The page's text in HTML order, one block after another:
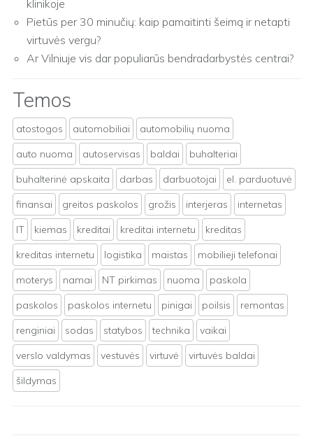
klinikoje
Pietūs per 30 minučių: kaip pamaitinti šeimą ir netapti
virtuvės vergu?
Ar Vilniuje vis dar populiarūs bendradarbystės centrai?
Temos
atostogos automobiliai
automobilių nuoma
auto nuoma
autoservisas baldai
buhalteriai
buhalterinė apskaita
darbas darbuotojai
el. parduotuvė
finansai
greitos paskolos grožis interjeras
internetas
IT
kiemas kreditai kreditai internetu
kreditas
kreditas internetu
logistika maistas
mobilieji telefonai
moterys
namai NT pirkimas nuoma
paskola
paskolos
paskolos internetu pinigai poilsis
remontas
renginiai
sodas statybos technika
vaikai
verslo valdymas
vestuvės virtuvė
virtuvės baldai
šildymas